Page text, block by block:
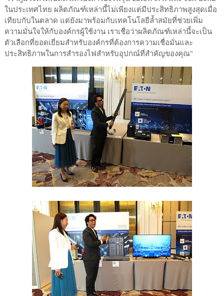
ในประเทศไทย ผลิตภัณฑ์เหล่านี้ไม่เพียงแต่มีประสิทธิภาพสูงสุดเมื่อ
เทียบกับในตลาด แต่ยังมาพร้อมกับเทคโนโลยีล้ำสมัยที่ช่วยเพิ่ม
ความมั่นใจให้กับองค์กรผู้ใช้งาน เราเชื่อว่าผลิตภัณฑ์เหล่านี้จะเป็น
ตัวเลือกที่ยอดเยี่ยมสำหรับองค์กรที่ต้องการความเชื่อมั่นและ
ประสิทธิภาพในการสำรองไฟสำหรับอุปกณ์ที่สำคัญของคุณ"